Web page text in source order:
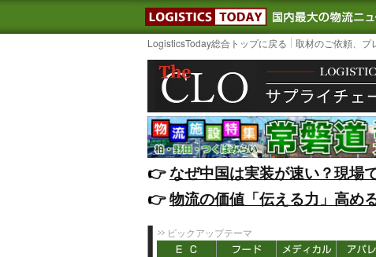
LOGISTICS
LogisticsToday総合トップに戻る 取材のご依頼、プ
👉️なぜ中国は実装が速い？現場
👉️物流の価値「伝える力」高め
ピックアップテーマ